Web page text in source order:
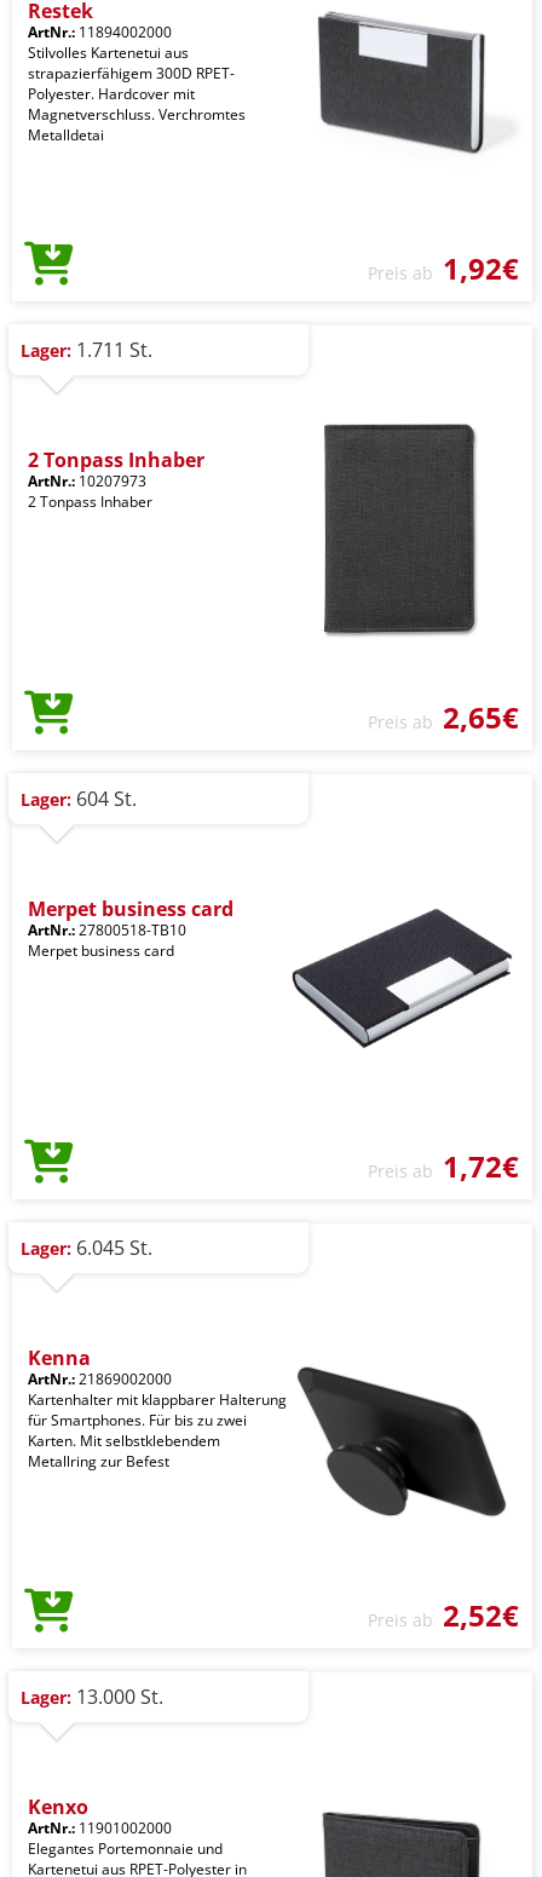
Restek
ArtNr.: 11894002000
Stilvolles Kartenetui aus
strapazierfähigem 300D RPET-
Polyester. Hardcover mit
Magnetverschluss. Verchromtes
Metalldetai
Preis ab 1,92€
Lager: 1.711 St.
2 Tonpass Inhaber
ArtNr.: 10207973
2 Tonpass Inhaber
Preis ab 2,65€
Lager: 604 St.
Merpet business card
ArtNr.:27800518-TB10
Merpet business card
Preis ab 1,72€
Lager: 6.045 St.
Kenna
ArtNr.:21869002000
Kartenhalter mit klappbarer Halterung
für Smartphones. Für bis zu zwei
Karten. Mit selbstklebendem
Metallring zur Befest
Preis ab 2,52€
Lager: 13.000 St.
Kenxo
ArtNr.: 11901002000
Elegantes Portemonnaie und
Kartenetui aus RPET-Polyester in